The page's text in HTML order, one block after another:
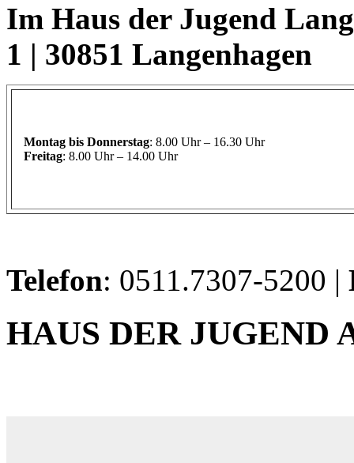
Im Haus der Jugend
1 | 30851 Langenhagen
Montag bis Donnerstag: 8.00 Uhr – 16.30 Uhr
Freitag: 8.00 Uhr – 14.00 Uhr
Telefon: 0511.7307-5200 |
HAUS DER JUGEND